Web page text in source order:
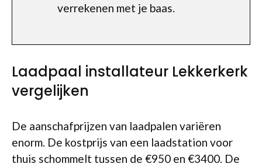
verrekenen met je baas.
Laadpaal installateur Lekkerkerk
vergelijken
De aanschafprijzen van laadpalen variëren
enorm. De kostprijs van een laadstation voor
thuis schommelt tussen de €950 en €3400. De